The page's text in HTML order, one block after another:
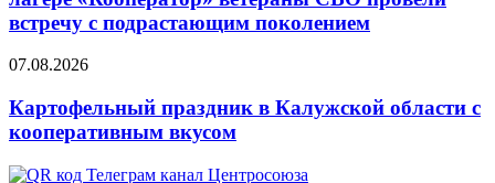
встречу с подрастающим поколением
07.08.2026
Картофельный праздник в Калужской области с
кооперативным вкусом